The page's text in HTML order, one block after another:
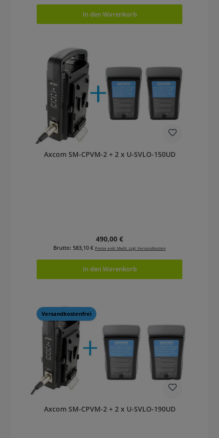
In den Warenkorb
Axcom SM-CPVM-2 + 2 x U-SVLO-150UD
Regulärer Preis:
490,00 €
Brutto: 583,10 € Preise exkl. MwSt. zzgl. Versandkosten
In den Warenkorb
Versandkostenfrei
Axcom SM-CPVM-2 + 2 x U-SVLO-190UD